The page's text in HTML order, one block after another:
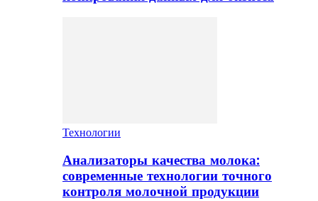
Технологии
Анализаторы качества молока:
современные технологии точного
контроля молочной продукции